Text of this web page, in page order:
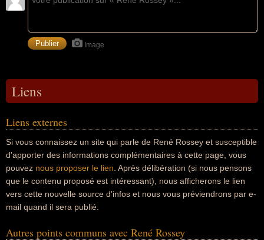
Image
Liens
Liens externes
Si vous connaissez un site qui parle de René Rossey et susceptible
d'apporter des informations complémentaires à cette page, vous
pouvez nous proposer le lien . Après délibération (si nous pensons
que le contenu proposé est intéressant), nous afficherons le lien
vers cette nouvelle source d'infos et nous vous préviendrons par e-
mail quand il sera publié.
Autres points communs avec René Rossey